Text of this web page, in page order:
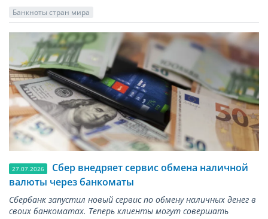
Банкноты стран мира
27.07.2026
Сбер внедряет сервис обмена наличной
валюты через банкоматы
Сбербанк запустил новый сервис по обмену наличных денег в
своих банкоматах. Теперь клиенты могут совершать